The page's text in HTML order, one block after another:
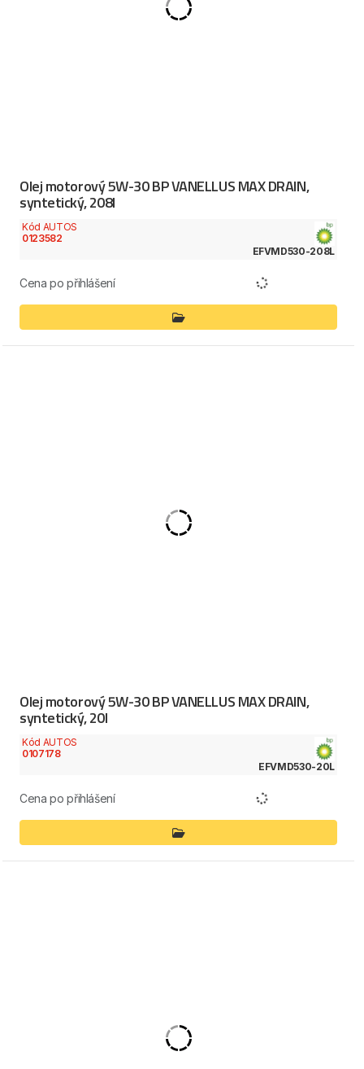
Olej motorový 5W-30 BP VANELLUS MAX DRAIN,
syntetický, 208l
Kód AUTOS
0123582
EFVMD530-208L
Cena po přihlášení
Olej motorový 5W-30 BP VANELLUS MAX DRAIN,
syntetický, 20l
Kód AUTOS
0107178
EFVMD530-20L
Cena po přihlášení